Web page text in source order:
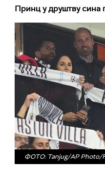
Принц у друштву сина
ФОТО: Tanjug/AP Photo/